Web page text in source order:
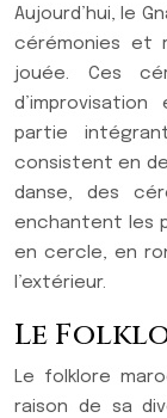
Aujourd’hui, le
cérémonies et
jouée. Ces
partie
consistent en
danse, des
enchantent les
en cercle, en
l’extérieur.
Le
Le folklore
raison de sa